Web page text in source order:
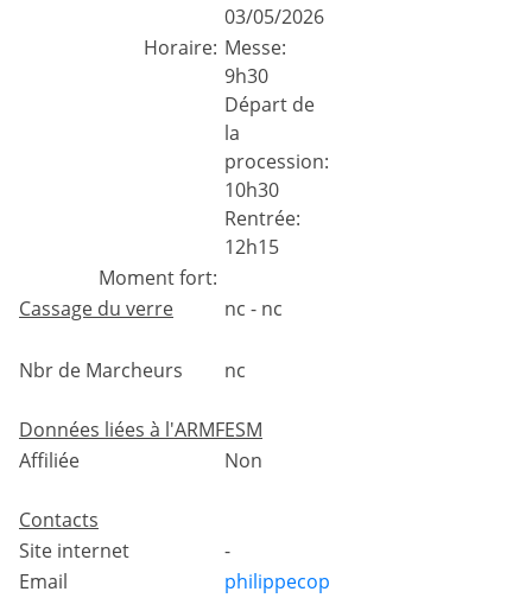
03/05/2026
Horaire: Messe:
9h30
Départ de
la
procession:
10h30
Rentrée:
12h15
Moment fort:
Cassage du verre
nc - nc
Nbr de Marcheurs nc
Données liées à l'ARMFESM
Affiliée
Non
Contacts
Site internet
-
Email
philippecop